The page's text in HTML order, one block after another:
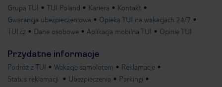
Grupa TUI TUI Poland Kariera
Kontakt
Gwarancja ubezpieczeniowa
Opieka TUI na wakacjach 24/7
TUI.cz
Dane osobowe Aplikacja mobilna TUI Opinie TUI
Przydatne informacje
Podróż z TUI Wakacje samolotem
Reklamacje
Status reklamacji
Ubezpieczenia
Parkingi